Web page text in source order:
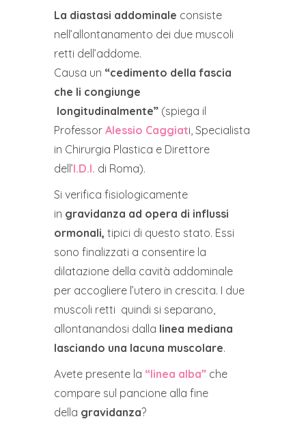
La diastasi addominale consiste
nell’allontanamento dei due muscoli
retti dell’addome.
Causa un “cedimento della fascia
che li congiunge
longitudinalmente” (spiega il
Professor Alessio Caggiati, Specialista
in Chirurgia Plastica e Direttore
dell’I.D.I. di Roma).
Si verifica fisiologicamente
in gravidanza ad opera di influssi
ormonali, tipici di questo stato. Essi
sono finalizzati a consentire la
dilatazione della cavità addominale
per accogliere l’utero in crescita. I due
muscoli retti quindi si separano,
allontanandosi dalla linea mediana
lasciando una lacuna muscolare.
Avete presente la “linea alba” che
compare sul pancione alla fine
della gravidanza?